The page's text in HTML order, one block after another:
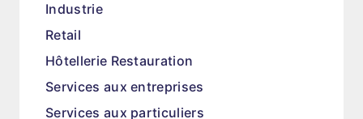
Industrie
Retail
Hôtellerie Restauration
Services aux entreprises
Services aux particuliers